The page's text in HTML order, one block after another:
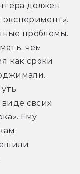
должен
проблемы.
чем
как сроки
виде своих
Ему